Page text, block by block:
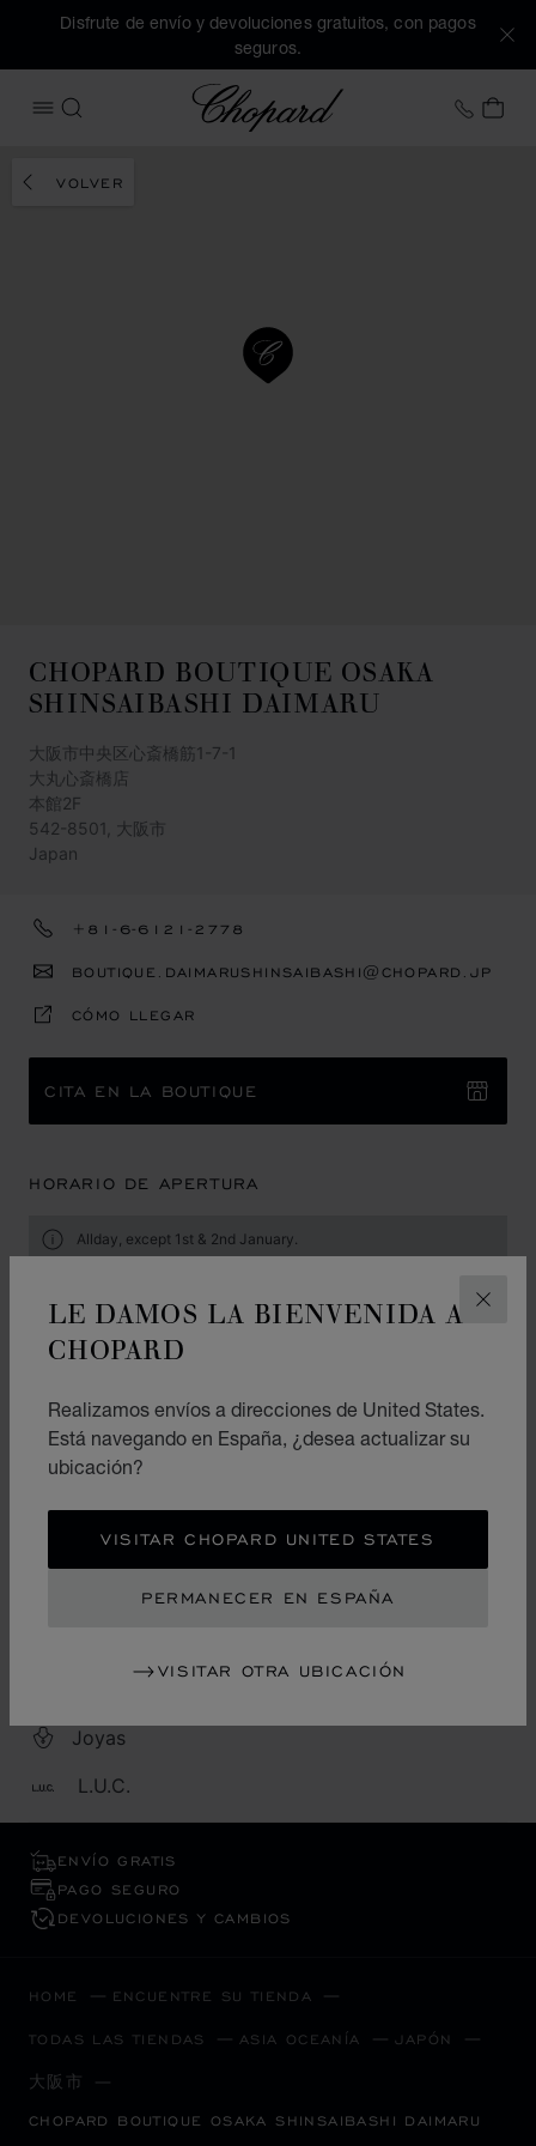
LE DAMOS LA BIENVENIDA A
CHOPARD
Realizamos envíos a direcciones de United States.
Está navegando en España, ¿desea actualizar su
ubicación?
VISITAR CHOPARD UNITED STATES
PERMANECER EN ESPAÑA
VISITAR OTRA UBICACIÓN
Disfrute de envío y devoluciones gratuitos, con pagos
seguros.
ABRIR MENÚ
BUSCAR
Chopard +34
MI
VOLVER
CHOPARD BOUTIQUE OSAKA
SHINSAIBASHI DAIMARU
大阪市中央区心斎橋筋1-7-1
大丸心斎橋店
本館2F
542-8501, 大阪市
Japan
+81-6-6121-2778
BOUTIQUE.DAIMARUSHINSAIBASHI@CHOPARD.JP
CÓMO LLEGAR
CITA EN LA BOUTIQUE
HORARIO DE APERTURA
Allday, except 1st & 2nd January.
Martes 10:00 - 20:00
Jueves 10:00 - 20:00
Viernes
Sábado 10:00 - 20:00
Joyas
L.U.C.
ENVÍO GRATIS
PAGO SEGURO
DEVOLUCIONES Y CAMBIOS
HOME ENCUENTRE SU TIENDA
TODAS LAS TIENDAS ASIA OCEANÍA JAPÓN
大阪市
CHOPARD BOUTIQUE OSAKA SHINSAIBASHI DAIMARU